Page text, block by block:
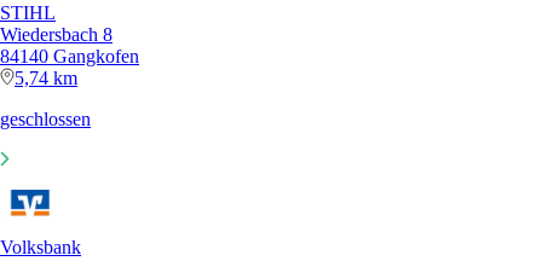
STIHL
Wiedersbach 8
84140 Gangkofen
5,74 km
geschlossen
Volksbank